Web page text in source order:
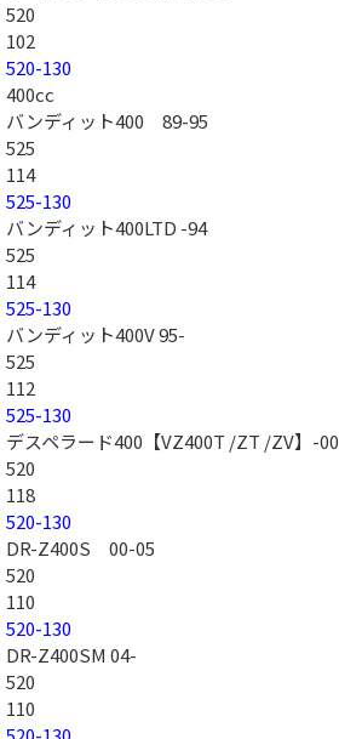
520
102
520-130
400cc
バンディット400 89-95
525
114
525-130
バンディット400LTD -94
525
114
525-130
バンディット400V 95-
525
112
525-130
デスペラード400【VZ400T /ZT /ZV】-00
520
118
520-130
DR-Z400S 00-05
520
110
520-130
DR-Z400SM 04-
520
110